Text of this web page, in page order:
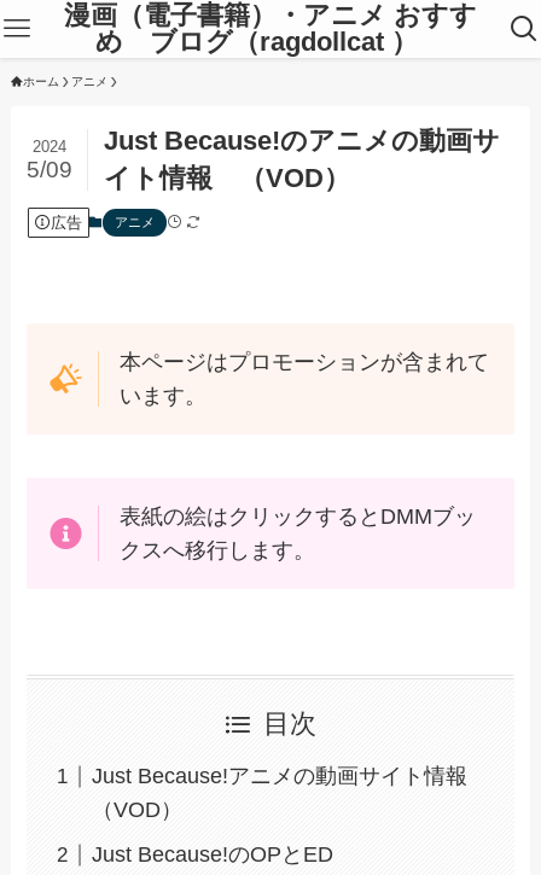
漫画（電子書籍）・アニメ おすす
め ブログ（ragdollcat ）
ホーム アニメ
Just Because!のアニメの動画サ
イト情報 （VOD）
2024
5/09
広告 アニメ
本ページはプロモーションが含まれて
います。
表紙の絵はクリックするとDMMブッ
クスへ移行します。
目次
Just Because!アニメの動画サイト情報
（VOD）
Just Because!のOPとED